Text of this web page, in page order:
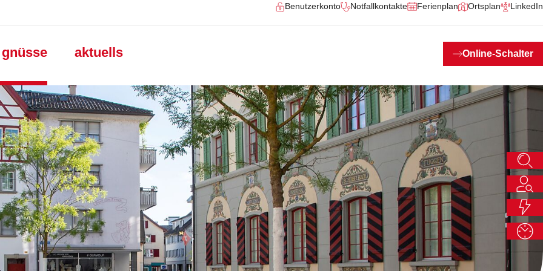
Benutzerkonto Notfallkontakte Ferienplan Ortsplan LinkedIn
aktuells Online-Schalter
Suchen
Ich